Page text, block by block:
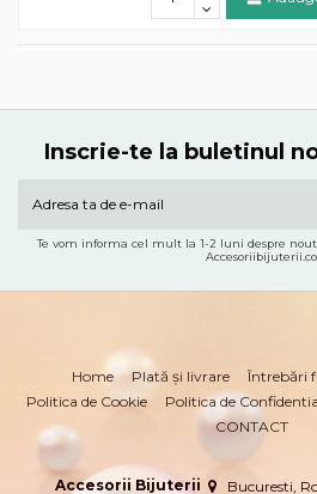
Inscrie-te la buletinul
Te vom informa cel mult la 1-2 luni despre
Home Plată și livrare Întrebări
Politica de Cookie
Politica de
CONTACT
Accesorii Bijuterii Bucuresti,